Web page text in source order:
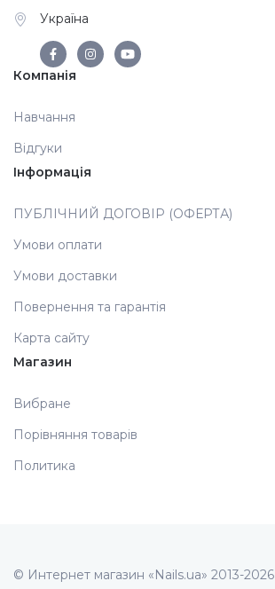
Україна
Компанія
Навчання
Відгуки
Інформація
ПУБЛІЧНИЙ ДОГОВІР (ОФЕРТА)
Умови оплати
Умови доставки
Повернення та гарантія
Карта сайту
Магазин
Вибране
Порівняння товарів
Политика
© Интернет магазин «Nails.ua» 2013-2026